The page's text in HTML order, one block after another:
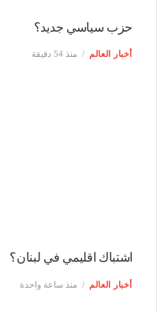
حزب سياسي جديد؟
أخبار العالم منذ 54 دقيقة
اشتباك اقليمي في لبنان؟
أخبار العالم منذ ساعة واحدة